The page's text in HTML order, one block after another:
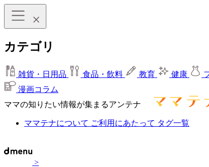
カテゴリ
雑貨・日用品 食品・飲料 教育 健康
漫画コラム
ママの知りたい情報が集まるアンテナ
ママテナについて ご利用にあたって タグ一覧
>